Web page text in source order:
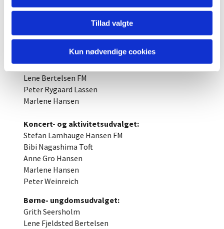
Tillad valgte
Kun nødvendige cookies
Grith Seersholm FM
Peter Rygaard Lassen
Marlene Hansen
Lene Fjeldsted Bertelsen
Præstegårdsudvalget:
Lene Bertelsen FM
Peter Rygaard Lassen
Marlene Hansen
Koncert- og aktivitetsudvalget:
Stefan Lamhauge Hansen FM
Bibi Nagashima Toft
Anne Gro Hansen
Marlene Hansen
Peter Weinreich
Børne- ungdomsudvalget:
Grith Seersholm
Lene Fjeldsted Bertelsen